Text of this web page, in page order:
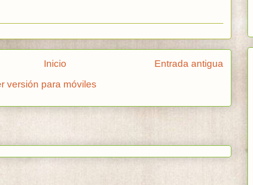
Entrada antigua
Inicio
versión para móviles